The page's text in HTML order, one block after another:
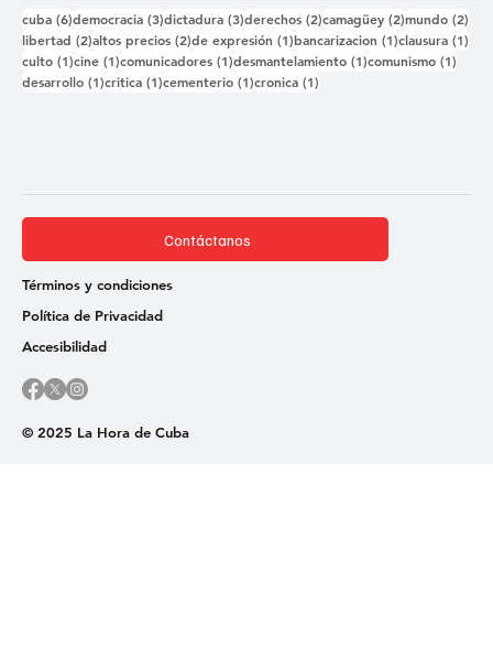
cuba (6)6 entradas
democracia (3)3 entradas
dictadura (3)3 entradas
derechos (2)2 entradas
camagüey (2)2 entradas
mundo (2)
libertad (2)2 entradas
altos precios (2)2 entradas
de expresión (1)1 entrada
bancarizacion (1)1 entrada
clausura (1)
culto (1)1 entrada
cine (1)1 entrada
comunicadores (1)1 entrada
desmantelamiento (1)1 entrada
comunismo (1)
desarrollo (1)1 entrada
critica (1)1 entrada
cementerio (1)1 entrada
cronica (1)
© 2025 La Hora de Cuba
Contáctanos
Términos y condiciones
Política de Privacidad
Accesibilidad